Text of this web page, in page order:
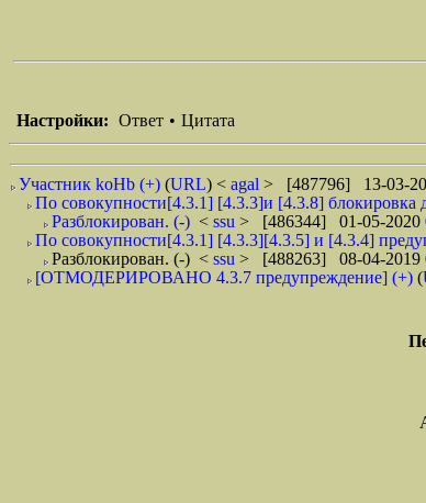
Настройки: Ответ • Цитата
Участник koHb (+) (URL) < agal > [487796] 13-03-
По совокупности[4.3.1] [4.3.3]и [4.3.8] блокировка
Разблокирован. (-) < ssu > [486344] 01-05-2020
По совокупности[4.3.1] [4.3.3][4.3.5] и [4.3.4]
Разблокирован. (-) < ssu > [488263] 08-04-2019
[ОТМОДЕРИРОВАНО 4.3.7 предупреждение] (+) (